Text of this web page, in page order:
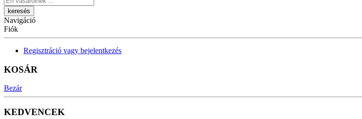
Navigáció
Fiók
Regisztráció vagy bejelentkezés
KOSÁR
Bezár
KEDVENCEK